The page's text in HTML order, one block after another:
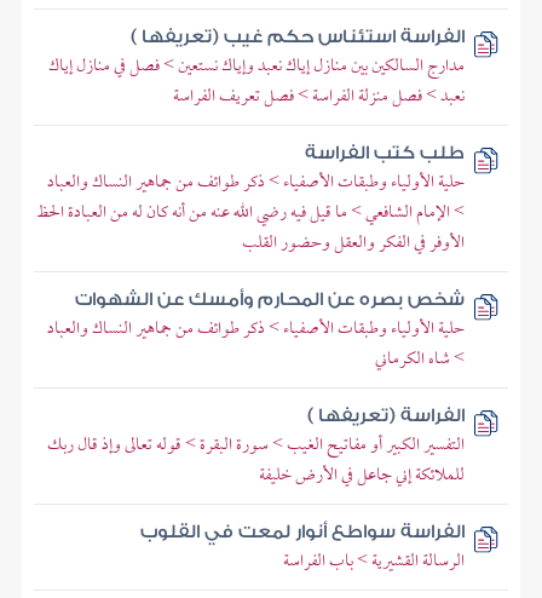
الفراسة استئناس حكم غيب (تعريفها )
مدارج السالكين بين منازل إياك نعبد وإياك نستعين > فصل في منازل إياك
نعبد > فصل منزلة الفراسة > فصل تعريف الفراسة
طلب كتب الفراسة
حلية الأولياء وطبقات الأصفياء > ذكر طوائف من جماهير النساك والعباد
> الإمام الشافعي > ما قيل فيه رضي الله عنه من أنه كان له من العبادة الحظ
الأوفر في الفكر والعقل وحضور القلب
شخص بصره عن المحارم وأمسك عن الشهوات
حلية الأولياء وطبقات الأصفياء > ذكر طوائف من جماهير النساك والعباد
> شاه الكرماني
الفراسة (تعريفها )
التفسير الكبير أو مفاتيح الغيب > سورة البقرة > قوله تعالى وإذ قال ربك
للملائكة إني جاعل في الأرض خليفة
الفراسة سواطع أنوار لمعت في القلوب
الرسالة القشيرية > باب الفراسة